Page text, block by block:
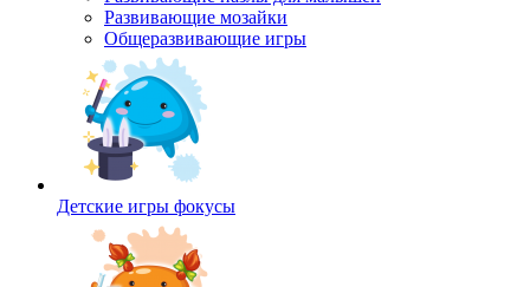
Развивающие мозайки
Общеразвивающие игры
Детские игры фокусы